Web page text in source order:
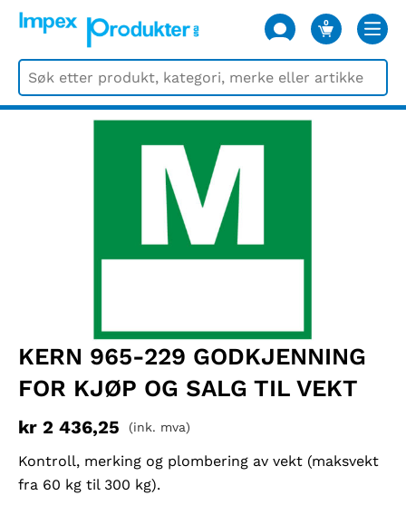
0
VARER
KERN 965-229 GODKJENNING
FOR KJØP OG SALG TIL VEKT
kr 2 436,25 (ink. mva)
Kontroll, merking og plombering av vekt (maksvekt
fra 60 kg til 300 kg).